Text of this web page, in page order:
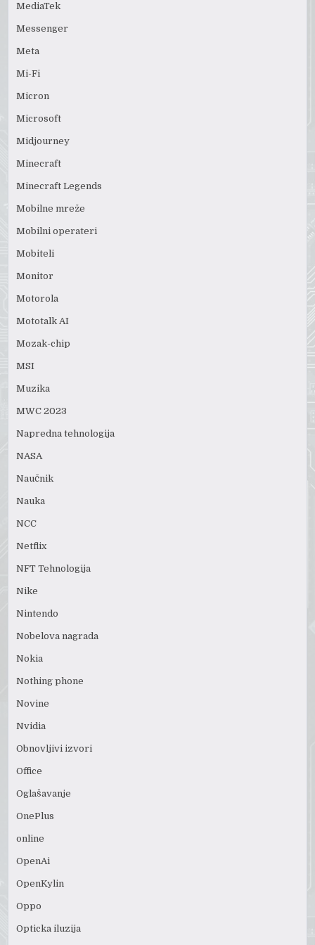
MediaTek
Messenger
Meta
Mi-Fi
Micron
Microsoft
Midjourney
Minecraft
Minecraft Legends
Mobilne mreže
Mobilni operateri
Mobiteli
Monitor
Motorola
Mototalk AI
Mozak-chip
MSI
Muzika
MWC 2023
Napredna tehnologija
NASA
Naučnik
Nauka
NCC
Netflix
NFT Tehnologija
Nike
Nintendo
Nobelova nagrada
Nokia
Nothing phone
Novine
Nvidia
Obnovljivi izvori
Office
Oglašavanje
OnePlus
online
OpenAi
OpenKylin
Oppo
Opticka iluzija